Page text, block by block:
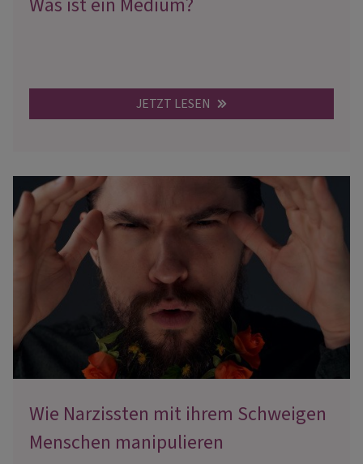
JETZT LESEN
Wie Narzissten mit ihrem Schweigen
Menschen manipulieren